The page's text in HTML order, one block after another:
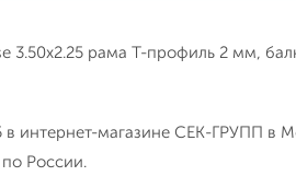
3.50x2.25 рама Т-профиль 2 мм,
в интернет-магазине СЕК-ГРУПП в
России.